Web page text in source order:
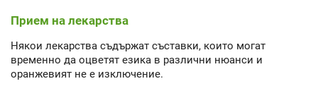
Прием на лекарства
Някои лекарства съдържат съставки, които могат
временно да оцветят езика в различни нюанси и
оранжевият не е изключение.